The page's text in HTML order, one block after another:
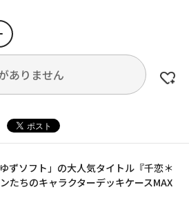
ありません
ずソフト」の大人気タイトル『千恋＊
たちのキャラクターデッキケースMAX